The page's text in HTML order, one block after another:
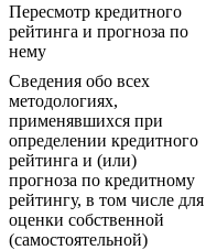
Пересмотр кредитного
рейтинга и прогноза по
нему
Сведения обо всех
методологиях,
применявшихся при
определении кредитного
рейтинга и (или)
прогноза по кредитному
рейтингу, в том числе для
оценки собственной
(самостоятельной)